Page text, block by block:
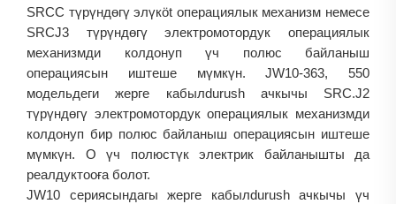
SRCC түрүндөгү элүкöt операциялык механизм немесе
SRCJ3 түрүндөгү электромотордук операциялык
механизмди колдонуп үч полюс байланыш
операциясын иштеше мүмкүн. JW10-363, 550
модельдеги жерге кабылdurush ачкычы SRC.J2
түрүндөгү электромотордук операциялык механизмди
колдонуп бир полюс байланыш операциясын иштеше
мүмкүн. О үч полюстүк электрик байланышты да
реалдуктооға болот.
JW10 сериясындагы жерге кабылdurush ачкычы үч